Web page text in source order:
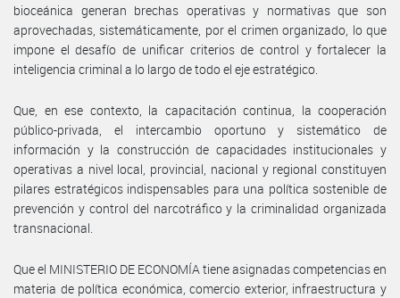
bioceánica generan brechas operativas y normativas que son
aprovechadas, sistemáticamente, por el crimen organizado, lo que
impone el desafío de unificar criterios de control y fortalecer la
inteligencia criminal a lo largo de todo el eje estratégico.
Que, en ese contexto, la capacitación continua, la cooperación
público-privada, el intercambio oportuno y sistemático de
información y la construcción de capacidades institucionales y
operativas a nivel local, provincial, nacional y regional constituyen
pilares estratégicos indispensables para una política sostenible de
prevención y control del narcotráfico y la criminalidad organizada
transnacional.
Que el MINISTERIO DE ECONOMÍA tiene asignadas competencias en
materia de política económica, comercio exterior, infraestructura y